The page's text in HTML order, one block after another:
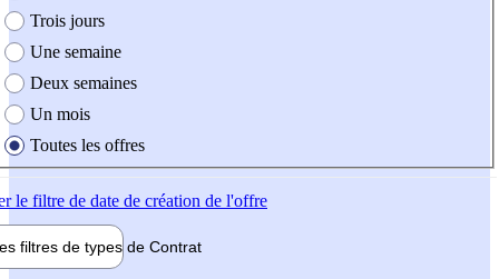
Trois jours
Une semaine
Deux semaines
Un mois
Toutes les offres
le filtre de date de création de l'offre
filtres de types de Contrat